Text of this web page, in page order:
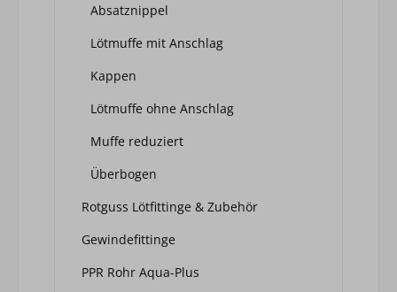
Absatznippel
Lötmuffe mit Anschlag
Kappen
Lötmuffe ohne Anschlag
Muffe reduziert
Überbogen
Rotguss Lötfittinge & Zubehör
Gewindefittinge
PPR Rohr Aqua-Plus